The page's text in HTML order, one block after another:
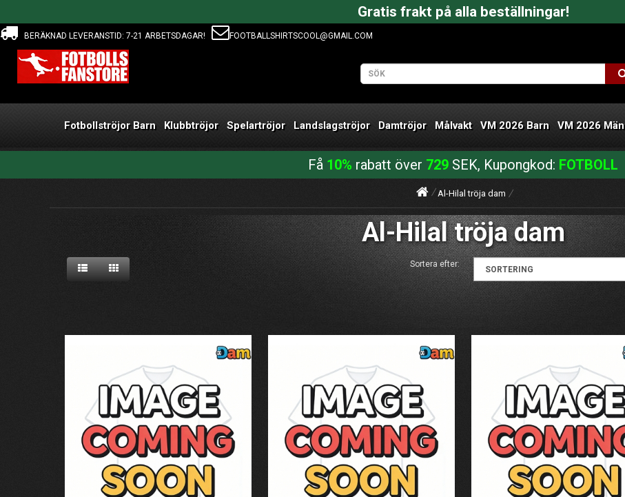
Gratis frakt på alla beställningar!
BERÄKNAD LEVERANSTID: 7-21 ARBETSDAGAR! FOOTBALLSHIRTSCOOL@GMAIL.COM
Fotbollströjor Barn Klubbtröjor Spelartröjor Landslagströjor Damtröjor Målvakt VM 2026 Barn VM 2026 Män
Få 10% rabatt över 729 SEK, Kupongkod: FOTBOLL
Al-Hilal tröja dam
Al-Hilal tröja dam
Sortera efter: